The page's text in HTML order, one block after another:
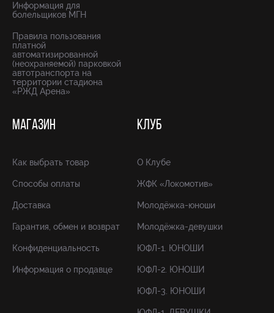
Информация для
болельщиков МГН
Правила пользования
платной
автоматизированной
(неохраняемой) парковкой
автотранспорта на
территории стадиона
«РЖД Арена»
МАГАЗИН
Как выбрать товар
Способы оплаты
Доставка
Гарантия, обмен и возврат
Конфиденциальность
Информация о продавце
КЛУБ
О Клубе
ЖФК «Локомотив»
Молодёжка-юноши
Молодёжка-девушки
ЮФЛ-1. ЮНОШИ
ЮФЛ-2. ЮНОШИ
ЮФЛ-3. ЮНОШИ